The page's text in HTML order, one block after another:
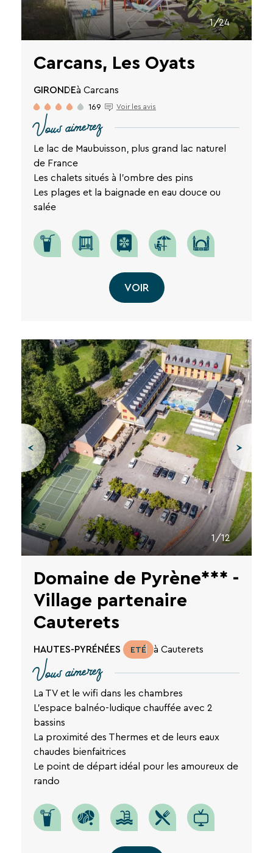
1/24
Carcans, Les Oyats
GIRONDEà Carcans
169 Voir les avis
Vous aimerez
Le lac de Maubuisson, plus grand lac naturel
de France
Les chalets situés à l'ombre des pins
Les plages et la baignade en eau douce ou
salée
VOIR
1/12
Domaine de Pyrène*** -
Village partenaire
Cauterets
HAUTES-PYRÉNÉES ETÉ à Cauterets
Vous aimerez
La TV et le wifi dans les chambres
L'espace balnéo-ludique chauffée avec 2
bassins
La proximité des Thermes et de leurs eaux
chaudes bienfaitrices
Le point de départ idéal pour les amoureux de
rando